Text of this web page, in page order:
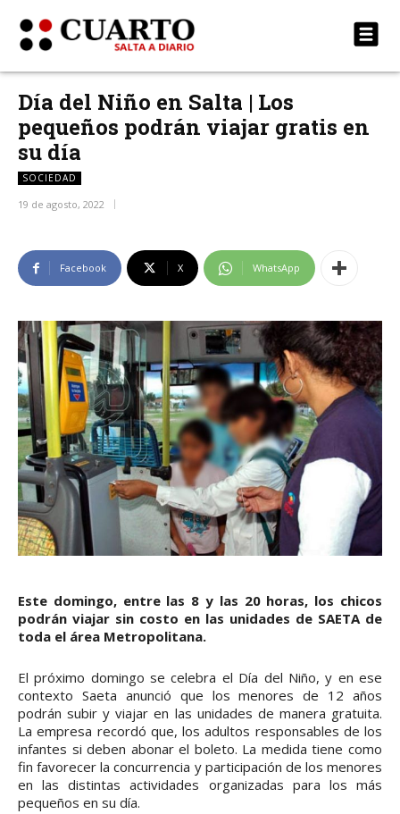
Día del Niño en Salta | Los
pequeños podrán viajar gratis en
su día
SOCIEDAD
19 de agosto, 2022
Facebook X WhatsApp
Este domingo, entre las 8 y las 20 horas, los chicos
podrán viajar sin costo en las unidades de SAETA de
toda el área Metropolitana.
El próximo domingo se celebra el Día del Niño, y en ese
contexto Saeta anunció que los menores de 12 años
podrán subir y viajar en las unidades de manera gratuita.
La empresa recordó que, los adultos responsables de los
infantes si deben abonar el boleto. La medida tiene como
fin favorecer la concurrencia y participación de los menores
en las distintas actividades organizadas para los más
pequeños en su día.